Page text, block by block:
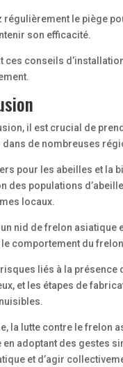
régulièrement le piège
son efficacité.
ces conseils
il est crucial de
de nombreuses
pour les abeilles et la
des populations
locaux.
un nid de frelon
comportement du
risques liés à la
et les étapes de
la lutte contre le frelon
en adoptant des gestes
et d’agir